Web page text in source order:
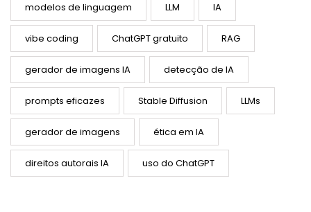
modelos de linguagem LLM IA
vibe coding ChatGPT gratuito RAG
gerador de imagens IA detecção de IA
prompts eficazes Stable Diffusion LLMs
gerador de imagens ética em IA
direitos autorais IA uso do ChatGPT